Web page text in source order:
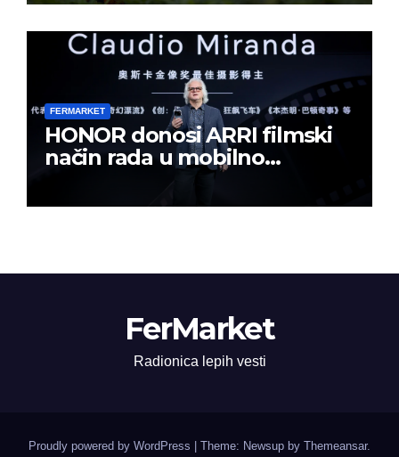
FERMARKET
HONOR donosi ARRI filmski
način rada u mobilno
kreiranje sadržaja
FerMarket
Radionica lepih vesti
Proudly powered by WordPress Theme: Newsup by Themeansar.